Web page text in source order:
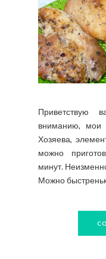
Приветствую
вниманию, мои
Хозяева,
можно
минут.
Можно